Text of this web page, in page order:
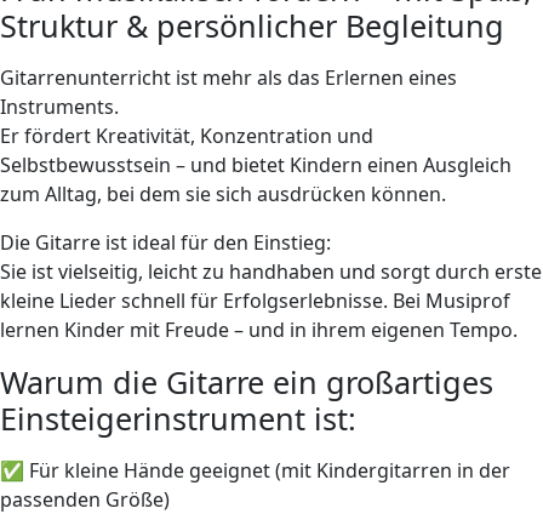
Struktur & persönlicher Begleitung
Gitarrenunterricht ist mehr als das Erlernen eines
Instruments.
Er fördert Kreativität, Konzentration und
Selbstbewusstsein – und bietet Kindern einen Ausgleich
zum Alltag, bei dem sie sich ausdrücken können.
Die Gitarre ist ideal für den Einstieg:
Sie ist vielseitig, leicht zu handhaben und sorgt durch erste
kleine Lieder schnell für Erfolgserlebnisse. Bei Musiprof
lernen Kinder mit Freude – und in ihrem eigenen Tempo.
Warum die Gitarre ein großartiges
Einsteigerinstrument ist:
✅ Für kleine Hände geeignet (mit Kindergitarren in der
passenden Größe)